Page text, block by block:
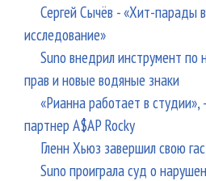
Сергей Сычёв - «Хит-парады
исследование»
Suno внедрил инструмент по
прав и новые водяные знаки
«Рианна работает в студии»,
партнер A$AP Rocky
Гленн Хьюз завершил свою
Suno проиграла суд о